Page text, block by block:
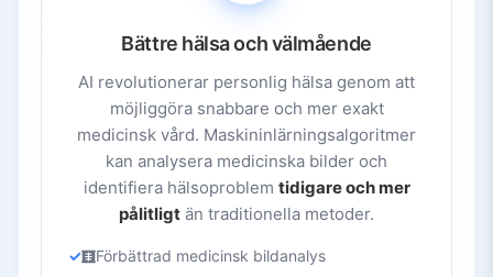
Bättre hälsa och välmående
AI revolutionerar personlig hälsa genom att
möjliggöra snabbare och mer exakt
medicinsk vård. Maskininlärningsalgoritmer
kan analysera medicinska bilder och
identifiera hälsoproblem tidigare och mer
pålitligt än traditionella metoder.
Förbättrad medicinsk bildanalys